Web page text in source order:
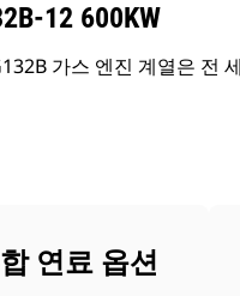
12 600KW
가스 엔진 계열은 전
연료 옵션